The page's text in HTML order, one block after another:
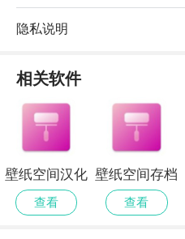
隐私说明
相关软件
壁纸空间汉化
版
查看
壁纸空间存档
版
查看